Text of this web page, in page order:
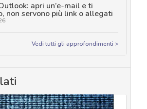
apri un’e-mail e ti
non servono più link o allegati
Vedi tutti gli approfondimenti >